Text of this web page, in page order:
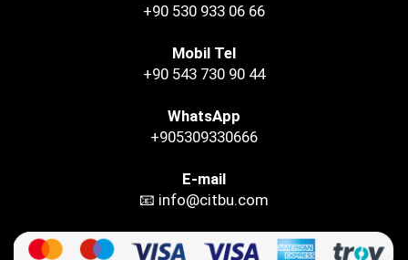
+90 530 933 06 66
Mobil Tel
+90 543 730 90 44
WhatsApp
+905309330666
E-mail
📧 info@citbu.com